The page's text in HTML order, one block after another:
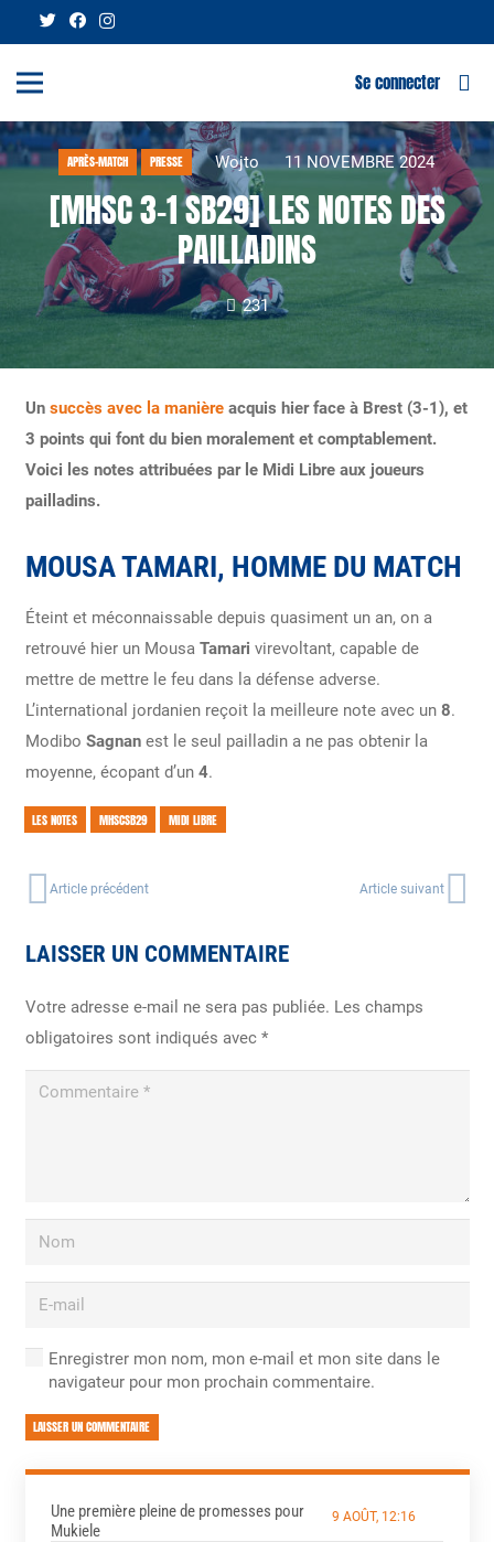
Se connecter
APRÈS-MATCH PRESSE Wojto 11 NOVEMBRE 2024
[MHSC 3-1 SB29] LES NOTES DES
PAILLADINS
231
Un succès avec la manièreacquis hier face à Brest (3-1), et
3 points qui font du bien moralement et comptablement.
Voici les notes attribuées par le Midi Libre aux joueurs
pailladins.
MOUSA TAMARI, HOMME DU MATCH
Éteint et méconnaissable depuis quasiment un an, on a
retrouvé hier un Mousa Tamari virevoltant, capable de
mettre de mettre le feu dans la défense adverse.
L’international jordanien reçoit la meilleure note avec un 8.
Modibo Sagnanest le seul pailladin a ne pas obtenir la
moyenne, écopant d’un 4.
LES NOTES MHSCSB29 MIDI LIBRE
Article précédent Article suivant
LAISSER UN COMMENTAIRE
Votre adresse e-mail ne sera pas publiée. Les champs
obligatoires sont indiqués avec *
Enregistrer mon nom, mon e-mail et mon site dans le
navigateur pour mon prochain commentaire.
LAISSER UN COMMENTAIRE
Une première pleine de promesses pour
Mukiele
9 AOÛT, 12:16